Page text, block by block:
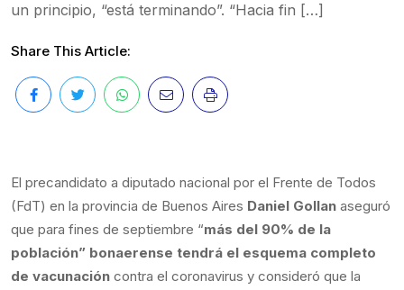
un principio, “está terminando”. “Hacia fin […]
Share This Article:
El precandidato a diputado nacional por el Frente de Todos
(FdT) en la provincia de Buenos Aires Daniel Gollan aseguró
que para fines de septiembre “más del 90% de la
población” bonaerense tendrá el esquema completo
de vacunación contra el coronavirus y consideró que la